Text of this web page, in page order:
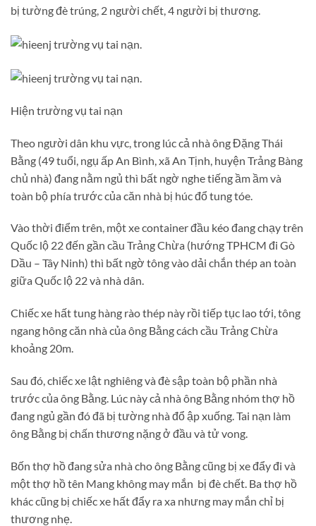
bị tường đè trúng, 2 người chết, 4 người bị thương.
Hiện trường vụ tai nạn
Theo người dân khu vực, trong lúc cả nhà ông Đặng Thái
Bằng (49 tuổi, ngụ ấp An Bình, xã An Tịnh, huyện Trảng Bàng
chủ nhà) đang nằm ngủ thì bất ngờ nghe tiếng ầm ầm và
toàn bộ phía trước của căn nhà bị húc đổ tung tóe.
Vào thời điểm trên, một xe container đầu kéo đang chạy trên
Quốc lộ 22 đến gần cầu Trảng Chừa (hướng TPHCM đi Gò
Dầu – Tây Ninh) thì bất ngờ tông vào dải chắn thép an toàn
giữa Quốc lộ 22 và nhà dân.
Chiếc xe hất tung hàng rào thép này rồi tiếp tục lao tới, tông
ngang hông căn nhà của ông Bằng cách cầu Trảng Chừa
khoảng 20m.
Sau đó, chiếc xe lật nghiêng và đè sập toàn bộ phần nhà
trước của ông Bằng. Lúc này cả nhà ông Bằng nhóm thợ hồ
đang ngủ gần đó đã bị tường nhà đổ ập xuống. Tai nạn làm
ông Bằng bị chấn thương nặng ở đầu và tử vong.
Bốn thợ hồ đang sửa nhà cho ông Bằng cũng bị xe đẩy đi và
một thợ hồ tên Mang không may mắn bị đè chết. Ba thợ hồ
khác cũng bị chiếc xe hất đẩy ra xa nhưng may mắn chỉ bị
thương nhẹ.